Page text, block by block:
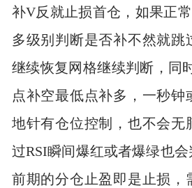
补V反就止损首仓，如果正
多级别判断是否补不然就跳
继续恢复网格继续判断，同
点补空最低点补多，一秒钟
地针有仓位控制，也不会无
过RSI瞬间爆红或者爆绿也会
前期的分仓止盈即是止损，